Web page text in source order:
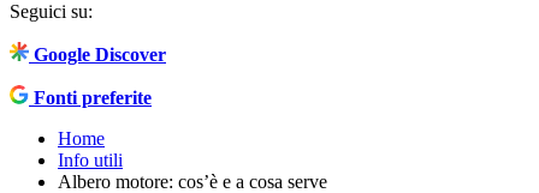
Seguici su:
Google Discover
Fonti preferite
Home
Info utili
Albero motore: cos’è e a cosa serve